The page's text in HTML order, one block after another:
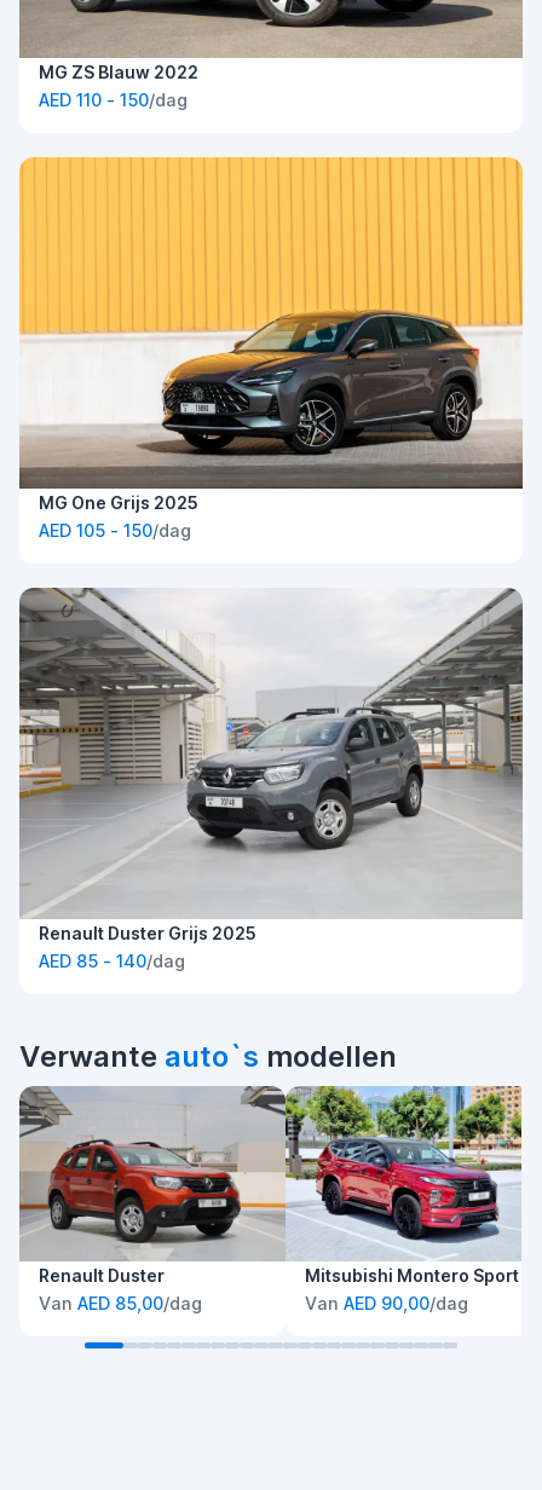
MG ZS Blauw 2022
AED 110 - 150/dag
MG One Grijs 2025
AED 105 - 150/dag
Renault Duster Grijs 2025
AED 85 - 140/dag
Verwante auto`s modellen
Renault Duster
Van AED 85,00/dag
Mitsubishi Montero Sport
Van AED 90,00/dag